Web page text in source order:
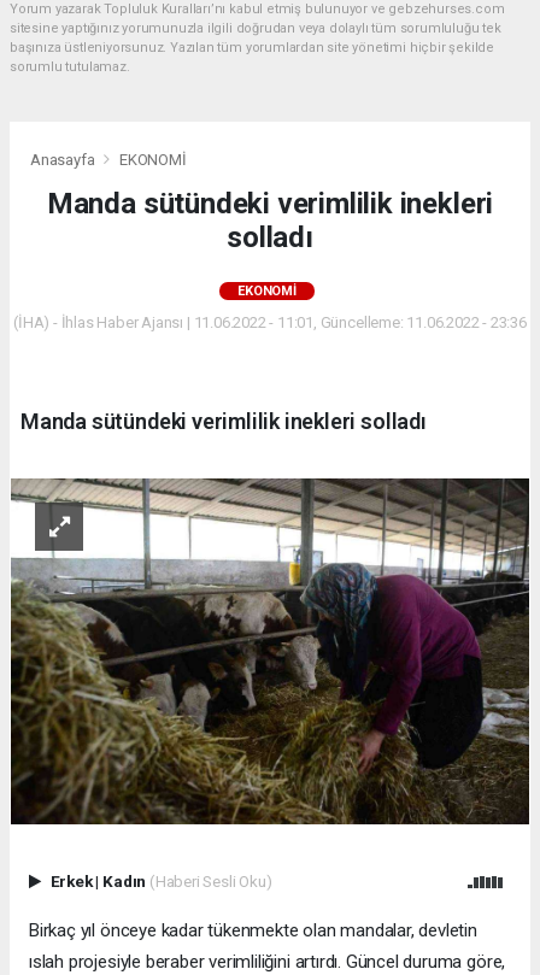
Yorum yazarak Topluluk Kuralları’nı kabul etmiş bulunuyor ve gebzehurses.com
sitesine yaptığınız yorumunuzla ilgili doğrudan veya dolaylı tüm sorumluluğu tek
başınıza üstleniyorsunuz. Yazılan tüm yorumlardan site yönetimi hiçbir şekilde
sorumlu tutulamaz.
Anasayfa EKONOMİ
Manda sütündeki verimlilik inekleri
solladı
EKONOMİ
(İHA) - İhlas Haber Ajansı | 11.06.2022 - 11:01, Güncelleme: 11.06.2022 - 23:36
Manda sütündeki verimlilik inekleri solladı
Erkek| Kadın (Haberi Sesli Oku)
Birkaç yıl önceye kadar tükenmekte olan mandalar, devletin
ıslah projesiyle beraber verimliliğini artırdı. Güncel duruma göre,